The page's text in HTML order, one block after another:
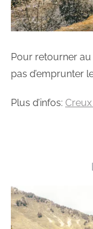
Pour retourner
pas d’emprunter
Plus d’infos: